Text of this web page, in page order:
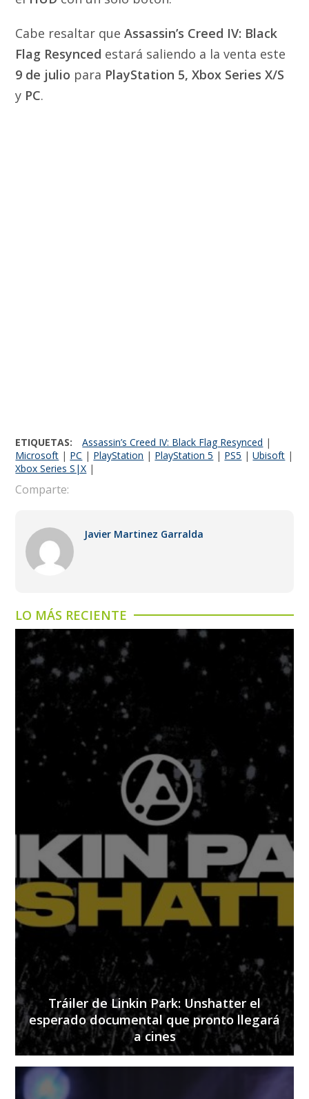
Cabe resaltar queAssassin’s Creed IV: Black
Flag Resynced estará saliendo a la venta este
9 de julio para PlayStation 5, Xbox Series X/S
y PC.
ETIQUETAS: Assassin’s Creed IV: Black Flag Resynced |
Microsoft | PC | PlayStation | PlayStation 5 | PS5 |Ubisoft |
Xbox Series S|X |
Comparte:
Javier Martinez Garralda
LO MÁS RECIENTE
Tráiler de Linkin Park: Unshatter el
esperado documental que pronto llegará
a cines